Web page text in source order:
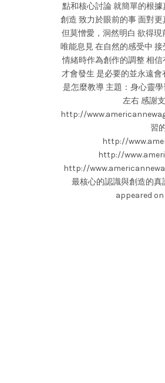
點和核心討論 就簡單的根
創造 致力於眼前的事 面對
但莫憎愛，洞然明白 欲得現
唯能息見 在自然的感受中
情緒時作為創作的調整 相
才會發生 是必要的並永遠
是怎麼教導 主題：身心靈
左右 感謝
http://
習
http://
http://
http://
最核心的認識與創造的
appeared on